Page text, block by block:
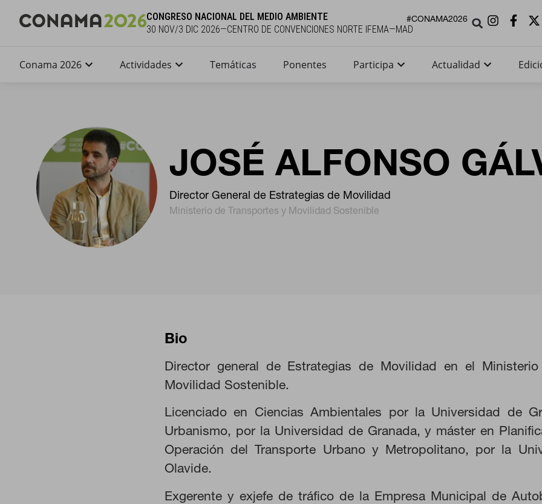
CONGRESO NACIONAL DEL MEDIO AMBIENTE
30 NOV/3 DIC 2026—CENTRO DE CONVENCIONES NORTE IFEMA—MAD
#CONAMA2026
Conama 2026 Actividades Temáticas Ponentes Participa Actualidad
JOSÉ ALFONSO
Director General de Estrategias de Movilidad
Ministerio de Transportes y Movilidad Sostenible
Bio
Director general de Estrategias de Movilidad en el
Movilidad Sostenible.
Licenciado en Ciencias Ambientales por la Universidad de
Urbanismo, por la Universidad de Granada, y máster en
Operación del Transporte Urbano y Metropolitano, por la
Olavide.
Exgerente y exjefe de tráfico de la Empresa Municipal de
CONFIGURACIÓN DE COOKIES